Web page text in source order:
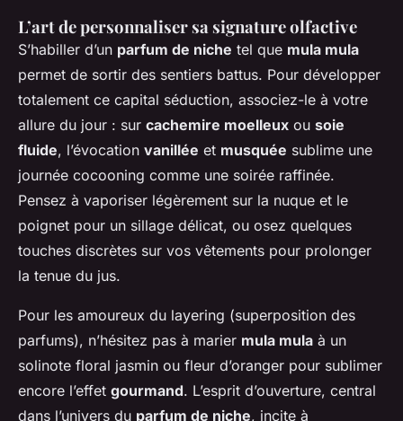
L’art de personnaliser sa signature olfactive
S’habiller d’un parfum de niche tel que mula mula
permet de sortir des sentiers battus. Pour développer
totalement ce capital séduction, associez-le à votre
allure du jour : sur cachemire moelleux ou soie
fluide, l’évocation vanillée et musquée sublime une
journée cocooning comme une soirée raffinée.
Pensez à vaporiser légèrement sur la nuque et le
poignet pour un sillage délicat, ou osez quelques
touches discrètes sur vos vêtements pour prolonger
la tenue du jus.
Pour les amoureux du layering (superposition des
parfums), n’hésitez pas à marier mula mula à un
solinote floral jasmin ou fleur d’oranger pour sublimer
encore l’effet gourmand. L’esprit d’ouverture, central
dans l’univers du parfum de niche, incite à